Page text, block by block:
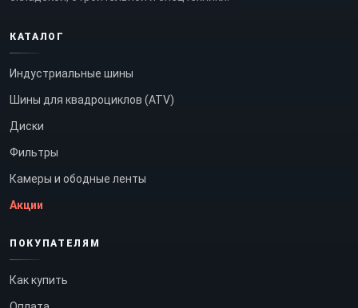
КАТАЛОГ
Индустриальные шины
Шины для квадроциклов (ATV)
Диски
Фильтры
Камеры и ободные ленты
Акции
ПОКУПАТЕЛЯМ
Как купить